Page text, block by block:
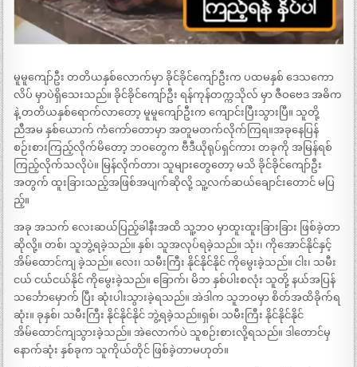
မူမူကျော်ဦး တတိယနှစ်လောက်မှာ ခိုင်ခိုင်ကျော်ဦးက ပထမနှစ် ဒေသကော
လိပ် မှာပဲရှိသေးသည်။ ခိုင်ခိုင်ကျော်ဦး ရန်ကုန်တက္ကသိုလ် မှာ ဇီဝဗေဒ အဓိက
နဲ့ တတိယနှစ်ရောက်လာတော့ မူမူကျော်ဦးက ကျောင်းပြီးသွားပြီ။ သူတို့
ညီအမ နှစ်ယောက် ကံကော်တောမှာ အတူမတက်လိုက်ကြရ။အခုနေပြန်
စဉ်းစားကြည့်လိုက်မိတော့ ဘဝတွေက ဗီဒီယိုရုပ်ရှင်ကား တခုကို အမြန်ရစ်
ကြည့်လိုက်သလိုပဲ။ မြန်လိုက်တာ၊ သူများတွေတော့ မသိ ခိုင်ခိုင်ကျော်ဦး
အတွက် ထူးခြားသည့်အဖြစ်အပျက်ဆိုလို့ သူ့လက်ဆယ်ချောင်းတောင် မပြ
ည့်။
အခု အသက် လေးဆယ်ပြည့်ခါနီးအထိ သူ့ဘဝ မှာထူးထူးခြားခြား ဖြစ်ခဲ့တာ
ဆိုလို့။ တစ်၊ သူဘွဲ့ရခဲ့သည်။ နှစ်၊ သူအလုပ်ရခဲ့သည်။ သုံး၊ ကိုအောင်နိုင်နှင့်
အိမ်ထောင်ကျ ခဲ့သည်။ လေး၊ သမီးကြီး နိုင်နိုင်နိုင် ကိုမွေးခဲ့သည်။ ငါး၊ သမီး
ငယ် ငယ်ငယ်နိုင် ကိုမွေးခဲ့သည်။ ခြောက်၊ မိဘ နှစ်ပါးစလုံး သူတို့ နယ်အပြန်
သင်္ဘောမှောက် ပြီး ဆုံးပါးသွားခဲ့ရသည်။ အဲဒါက သူဘဝမှာ စိတ်အထိခိုက်ရ
ဆုံး။ ခုနှစ်၊ သမီးကြီး နိုင်နိုင်နိုင် ဘွဲ့ရခဲ့သည်။ရှစ်၊ သမီးကြီး နိုင်နိုင်နိုင်
အိမ်ထောင်ကျသွားခဲ့သည်။ အဲလောက်ပဲ သူစဉ်းစားလို့ရသည်။ ဒါတောင်မှ
နောက်ဆုံး နှစ်ခုက သူကိုယ်တိုင် ဖြစ်ခဲ့တာမဟုတ်။